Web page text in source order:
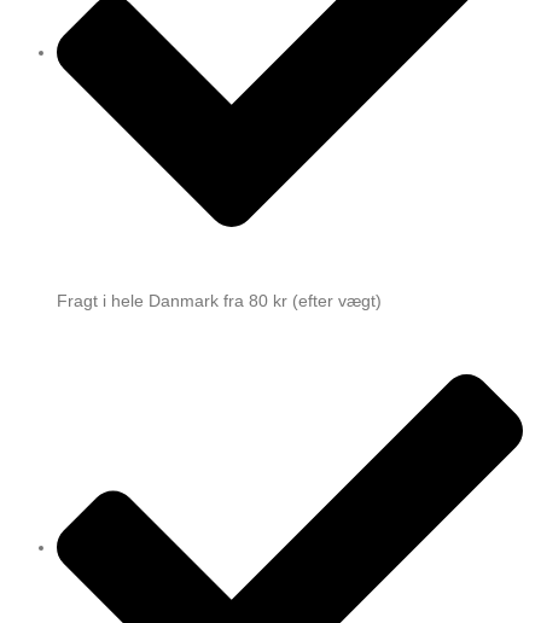
Fragt i hele Danmark fra 80 kr (efter vægt)